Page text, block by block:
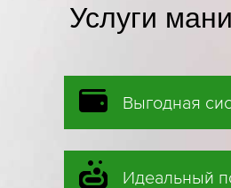
Услуги
Выгодная
Идеальный